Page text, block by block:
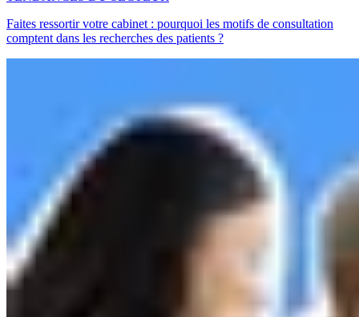
Faites ressortir votre cabinet : pourquoi les motifs de consultation
comptent dans les recherches des patients ?